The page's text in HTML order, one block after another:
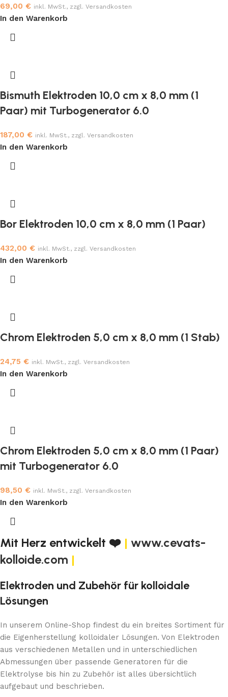
69,00 € inkl. MwSt., zzgl. Versandkosten
In den Warenkorb
Bismuth Elektroden 10,0 cm x 8,0 mm (1
Paar) mit Turbogenerator 6.0
187,00 € inkl. MwSt., zzgl. Versandkosten
In den Warenkorb
Bor Elektroden 10,0 cm x 8,0 mm (1 Paar)
432,00 € inkl. MwSt., zzgl. Versandkosten
In den Warenkorb
Chrom Elektroden 5,0 cm x 8,0 mm (1 Stab)
24,75 € inkl. MwSt., zzgl. Versandkosten
In den Warenkorb
Chrom Elektroden 5,0 cm x 8,0 mm (1 Paar)
mit Turbogenerator 6.0
98,50 € inkl. MwSt., zzgl. Versandkosten
In den Warenkorb
Mit Herz entwickelt ❤️ | www.cevats-
kolloide.com |
Elektroden und Zubehör für kolloidale
Lösungen
In unserem Online-Shop findest du ein breites Sortiment für
die Eigenherstellung kolloidaler Lösungen. Von Elektroden
aus verschiedenen Metallen und in unterschiedlichen
Abmessungen über passende Generatoren für die
Elektrolyse bis hin zu Zubehör ist alles übersichtlich
aufgebaut und beschrieben.